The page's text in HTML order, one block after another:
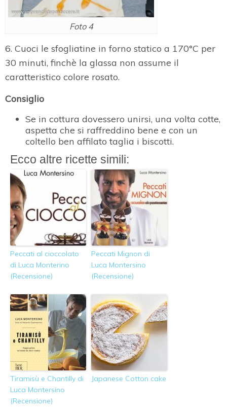
Foto 4
6. Cuoci le sfogliatine in forno statico a 170°C per
30 minuti, finchè la glassa non assume il
caratteristico colore rosato.
Consiglio
Se in cottura dovessero unirsi, una volta cotte,
aspetta che si raffreddino bene e con un
coltello ben affilato taglia i biscotti.
Ecco altre ricette simili:
Peccati al cioccolato
di Luca Monterino
(Recensione)
Peccati Mignon di
Luca Montersino
(Recensione)
Tiramisù e Chantilly di
Luca Montersino
(Recensione)
Japanese Cotton cake